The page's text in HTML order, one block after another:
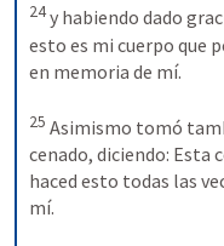
24y habiendo dado
esto es mi cuerpo que
en memoria de mí.
25 Asimismo tomó
cenado, diciendo: Esta
haced esto todas las
mí.